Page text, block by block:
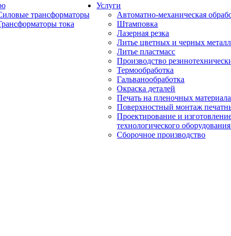
трансформаторы
тока
Услуги
Автоматно-механическая
Штамповка
Лазерная резка
Литье цветных и черных
Литье пластмасс
Производство
Термообработка
Гальванообработка
Окраска деталей
Печать на пленочных
Поверхностный монтаж
Проектирование и
технологического
Сборочное производство